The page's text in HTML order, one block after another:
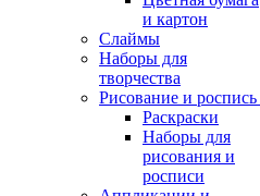
и картон
Слаймы
Наборы для
творчества
Рисование и роспись
Раскраски
Наборы для
рисования и
росписи